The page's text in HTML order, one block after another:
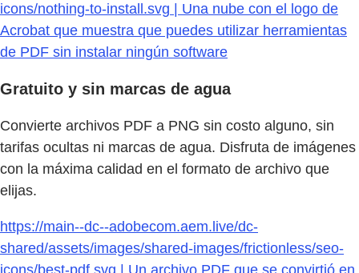
icons/nothing-to-install.svg | Una nube con el logo de
Acrobat que muestra que puedes utilizar herramientas
de PDF sin instalar ningún software
Gratuito y sin marcas de agua
Convierte archivos PDF a PNG sin costo alguno, sin
tarifas ocultas ni marcas de agua. Disfruta de imágenes
con la máxima calidad en el formato de archivo que
elijas.
https://main--dc--adobecom.aem.live/dc-
shared/assets/images/shared-images/frictionless/seo-